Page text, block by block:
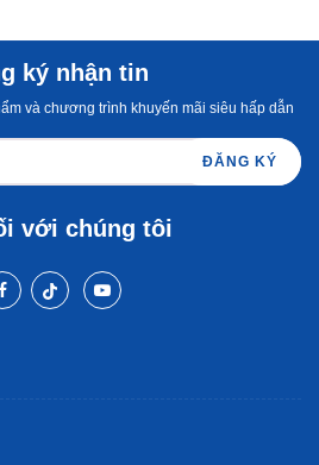
ký nhận tin
và chương trình khuyến mãi siêu hấp dẫn
ĐĂNG KÝ
với chúng tôi